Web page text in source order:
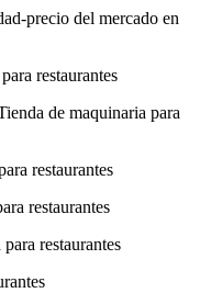
precio del mercado en
restaurantes
de maquinaria para
restaurantes
restaurantes
restaurantes